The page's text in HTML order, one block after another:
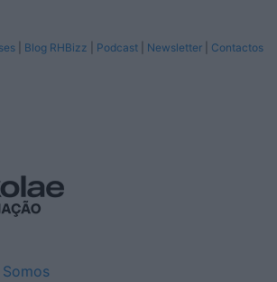
Blog RHBizz Podcast Newsletter Contactos